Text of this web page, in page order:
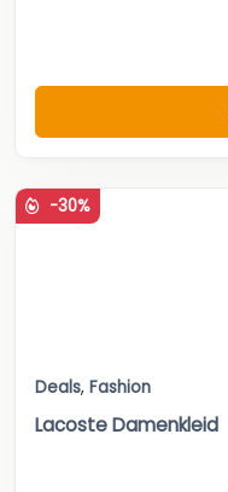
-30%
Deals, Fashion
Lacoste Damenkleid